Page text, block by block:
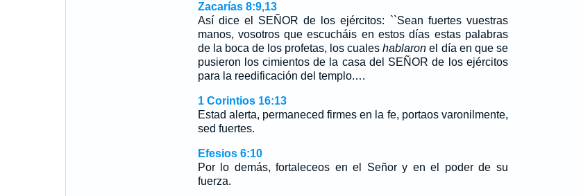
Zacarías 8:9,13
Así dice el SEÑOR de los ejércitos: ``Sean fuertes vuestras
manos, vosotros que escucháis en estos días estas palabras
de la boca de los profetas, los cualeshablaron el día en que se
pusieron los cimientos de la casa del SEÑOR de los ejércitos
para la reedificación del templo.…
1 Corintios 16:13
Estad alerta, permaneced firmes en la fe, portaos varonilmente,
sed fuertes.
Efesios 6:10
Por lo demás, fortaleceos en el Señor y en el poder de su
fuerza.